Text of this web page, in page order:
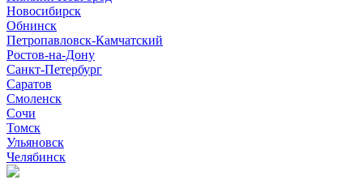
Новосибирск
Обнинск
Петропавловск-Камчатский
Ростов-на-Дону
Санкт-Петербург
Саратов
Смоленск
Сочи
Томск
Ульяновск
Челябинск